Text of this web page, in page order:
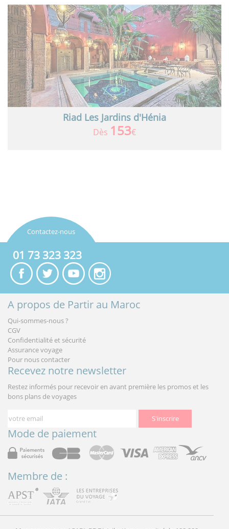
Riad Les Jardins d'Hénia
Dès 153€
Contactez-nous
01 73 323 323
A propos de Partir au Maroc
Qui-sommes-nous ?
CGV
Confidentialité et sécurité
Assurance voyage
Pour nous contacter
Recevez notre newsletter
Restez informés pour recevoir en avant première les promos et les
bons plans de voyages
S'inscrire
Mode de paiement
Membre de :